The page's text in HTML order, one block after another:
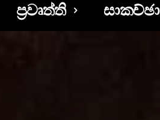
ප්‍රවෘත්ති සාකච්ඡා